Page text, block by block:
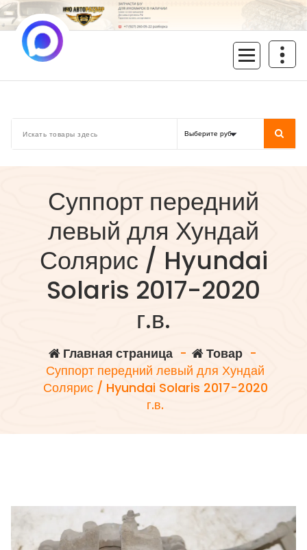
Перейти
к
содержимому
Суппорт передний
левый для Хундай
Солярис / Hyundai
Solaris 2017-2020
г.в.
Главная страница- Товар-
Суппорт передний левый для Хундай
Солярис / Hyundai Solaris 2017-2020
г.в.